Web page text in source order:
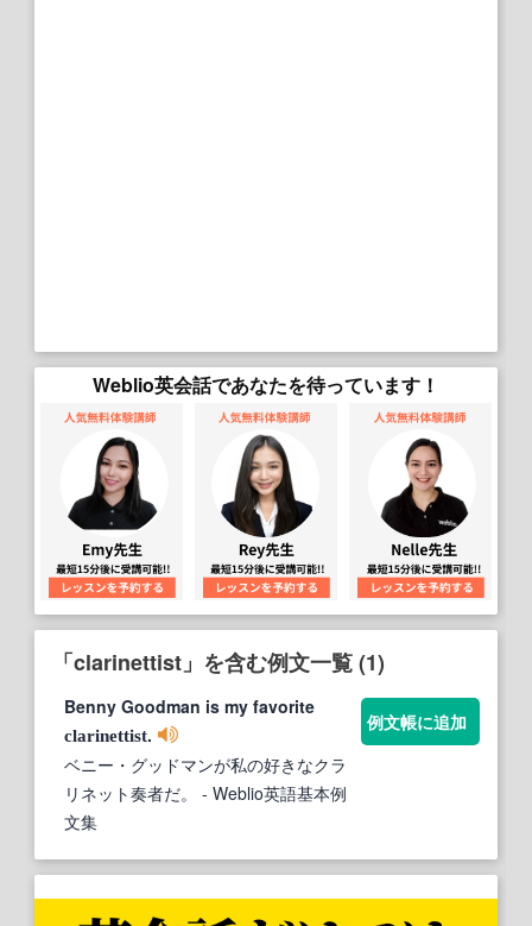
Weblio英会話であなたを待っています！
「clarinettist」を含む例文一覧 (1)
Benny Goodman is my favorite
clarinettist.
ベニー・グッドマンが私の好きなクラ
リネット奏者だ。
- Weblio英語基本例
文集
例文帳に追加